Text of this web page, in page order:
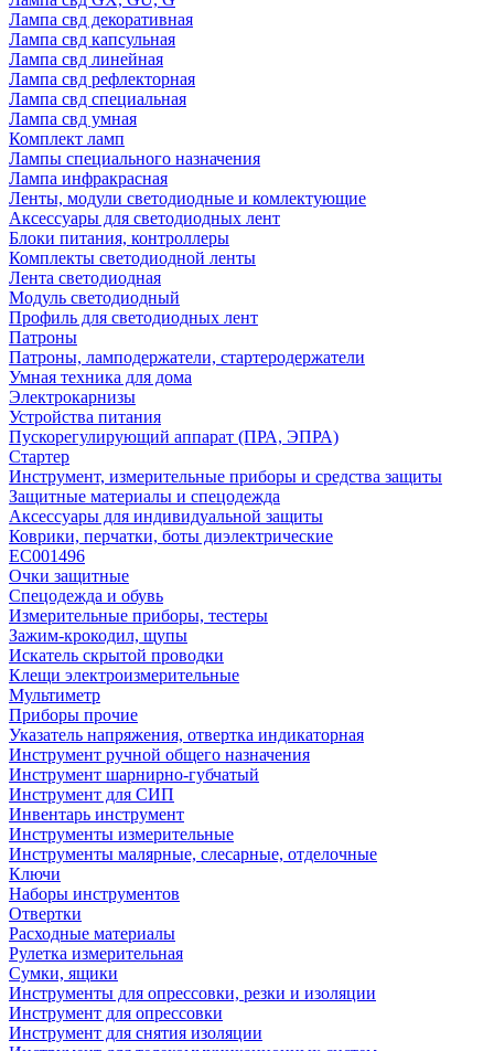
Лампа свд декоративная
Лампа свд капсульная
Лампа свд линейная
Лампа свд рефлекторная
Лампа свд специальная
Лампа свд умная
Комплект ламп
Лампы специального назначения
Лампа инфракрасная
Ленты, модули светодиодные и комлектующие
Аксессуары для светодиодных лент
Блоки питания, контроллеры
Комплекты светодиодной ленты
Лента светодиодная
Модуль светодиодный
Профиль для светодиодных лент
Патроны
Патроны, ламподержатели, стартеродержатели
Умная техника для дома
Электрокарнизы
Устройства питания
Пускорегулирующий аппарат (ПРА, ЭПРА)
Стартер
Инструмент, измерительные приборы и средства защиты
Защитные материалы и спецодежда
Аксессуары для индивидуальной защиты
Коврики, перчатки, боты диэлектрические
EC001496
Очки защитные
Спецодежда и обувь
Измерительные приборы, тестеры
Зажим-крокодил, щупы
Искатель скрытой проводки
Клещи электроизмерительные
Мультиметр
Приборы прочие
Указатель напряжения, отвертка индикаторная
Инструмент ручной общего назначения
Инструмент шарнирно-губчатый
Инструмент для СИП
Инвентарь инструмент
Инструменты измерительные
Инструменты малярные, слесарные, отделочные
Ключи
Наборы инструментов
Отвертки
Расходные материалы
Рулетка измерительная
Сумки, ящики
Инструменты для опрессовки, резки и изоляции
Инструмент для опрессовки
Инструмент для снятия изоляции